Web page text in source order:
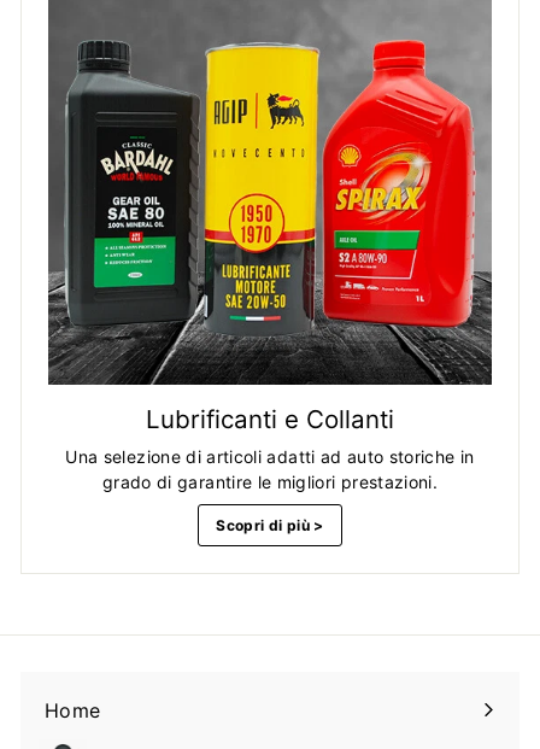
Lubrificanti e Collanti
Una selezione di articoli adatti ad auto storiche in
grado di garantire le migliori prestazioni.
Scopri di più >
Home